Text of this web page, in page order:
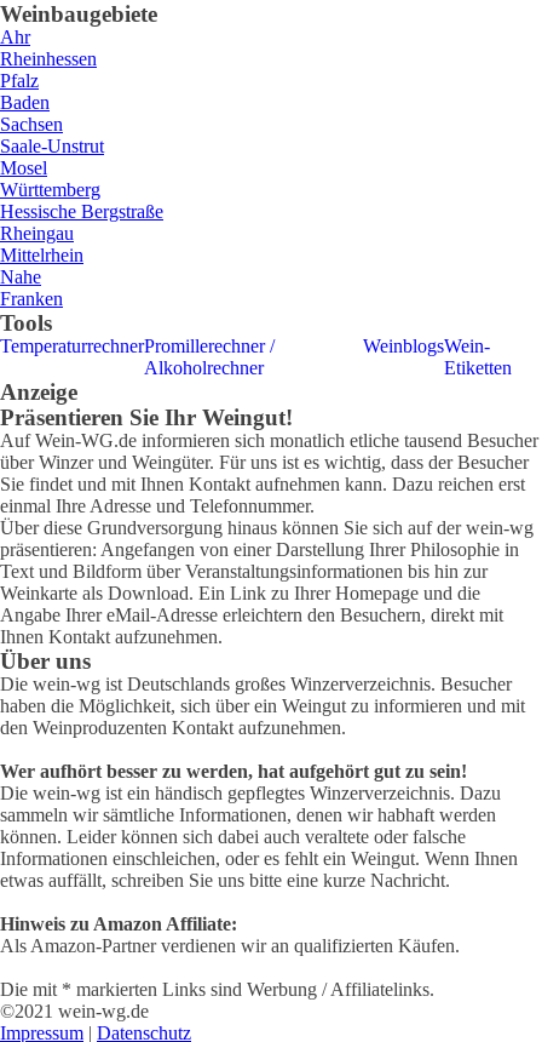
Weinbaugebiete
Ahr
Rheinhessen
Pfalz
Baden
Sachsen
Saale-Unstrut
Mosel
Württemberg
Hessische Bergstraße
Rheingau
Mittelrhein
Nahe
Franken
Tools
TemperaturrechnerPromillerechner /
Alkoholrechner
WeinblogsWein-
Etiketten
Anzeige
Präsentieren Sie Ihr Weingut!
Auf Wein-WG.de informieren sich monatlich etliche tausend Besucher
über Winzer und Weingüter. Für uns ist es wichtig, dass der Besucher
Sie findet und mit Ihnen Kontakt aufnehmen kann. Dazu reichen erst
einmal Ihre Adresse und Telefonnummer.
Über diese Grundversorgung hinaus können Sie sich auf der wein-wg
präsentieren: Angefangen von einer Darstellung Ihrer Philosophie in
Text und Bildform über Veranstaltungsinformationen bis hin zur
Weinkarte als Download. Ein Link zu Ihrer Homepage und die
Angabe Ihrer eMail-Adresse erleichtern den Besuchern, direkt mit
Ihnen Kontakt aufzunehmen.
Über uns
Die wein-wg ist Deutschlands großes Winzerverzeichnis. Besucher
haben die Möglichkeit, sich über ein Weingut zu informieren und mit
den Weinproduzenten Kontakt aufzunehmen.
Wer aufhört besser zu werden, hat aufgehört gut zu sein!
Die wein-wg ist ein händisch gepflegtes Winzerverzeichnis. Dazu
sammeln wir sämtliche Informationen, denen wir habhaft werden
können. Leider können sich dabei auch veraltete oder falsche
Informationen einschleichen, oder es fehlt ein Weingut. Wenn Ihnen
etwas auffällt, schreiben Sie uns bitte eine kurze Nachricht.
Hinweis zu Amazon Affiliate:
Als Amazon-Partner verdienen wir an qualifizierten Käufen.
Die mit * markierten Links sind Werbung / Affiliatelinks.
©2021 wein-wg.de
Impressum | Datenschutz